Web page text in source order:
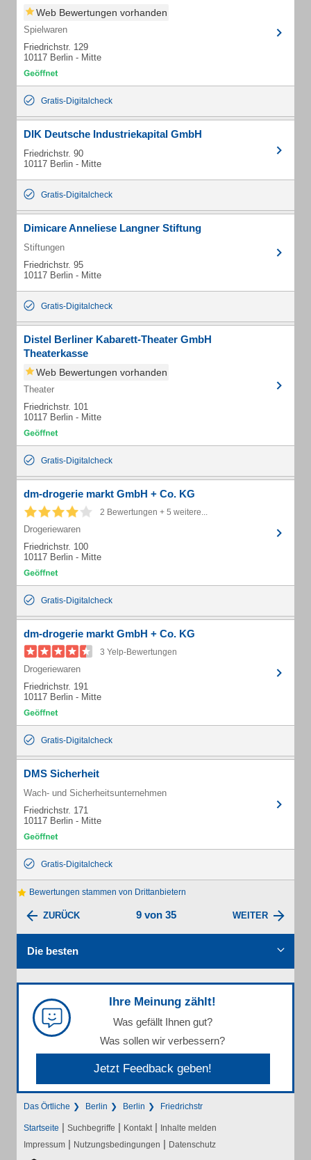
Web Bewertungen vorhanden
Spielwaren
Friedrichstr. 129
10117 Berlin - Mitte
Gratis-Digitalcheck
DIK Deutsche Industriekapital GmbH
Friedrichstr. 90
10117 Berlin - Mitte
Gratis-Digitalcheck
Dimicare Anneliese Langner Stiftung
Stiftungen
Friedrichstr. 95
10117 Berlin - Mitte
Gratis-Digitalcheck
Distel Berliner Kabarett-Theater GmbH
Theaterkasse
Web Bewertungen vorhanden
Theater
Friedrichstr. 101
10117 Berlin - Mitte
Gratis-Digitalcheck
dm-drogerie markt GmbH + Co. KG
2 Bewertungen + 5 weitere...
Drogeriewaren
Friedrichstr. 100
10117 Berlin - Mitte
Gratis-Digitalcheck
dm-drogerie markt GmbH + Co. KG
3 Yelp-Bewertungen
Drogeriewaren
Friedrichstr. 191
10117 Berlin - Mitte
Gratis-Digitalcheck
DMS Sicherheit
Wach- und Sicherheitsunternehmen
Friedrichstr. 171
10117 Berlin - Mitte
Gratis-Digitalcheck
Bewertungen stammen von Drittanbietern
ZURÜCK 9 von 35 WEITER
Die besten
Ihre Meinung zählt!
Was gefällt Ihnen gut?
Was sollen wir verbessern?
Jetzt Feedback geben!
Das Örtliche Berlin Berlin Friedrichstr
Startseite | Suchbegriffe | Kontakt | Inhalte melden
Impressum | Nutzungsbedingungen | Datenschutz